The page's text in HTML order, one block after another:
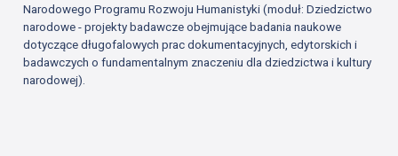
Narodowego Programu Rozwoju Humanistyki (moduł: Dziedzictwo
narodowe - projekty badawcze obejmujące badania naukowe
dotyczące długofalowych prac dokumentacyjnych, edytorskich i
badawczych o fundamentalnym znaczeniu dla dziedzictwa i kultury
narodowej).